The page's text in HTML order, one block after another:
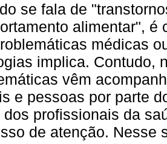
se fala de
alimentar", é
médicas
implica. Contudo,
vêm
e pessoas por parte
dos profissionais da
de atenção. Nesse